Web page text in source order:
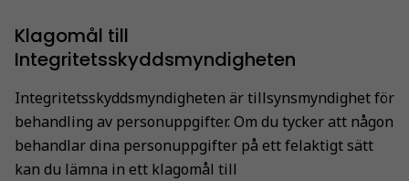
Klagomål till
Integritetsskyddsmyndigheten
Integritetsskyddsmyndigheten är tillsynsmyndighet för
behandling av personuppgifter. Om du tycker att någon
behandlar dina personuppgifter på ett felaktigt sätt
kan du lämna in ett klagomål till